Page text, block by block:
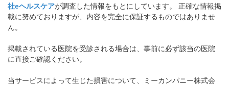
社eヘルスケアが調査した情報をもとにしています。 正確な情報掲
載に努めておりますが、内容を完全に保証するものではありませ
ん。
掲載されている医院を受診される場合は、事前に必ず該当の医院
に直接ご確認ください。
当サービスによって生じた損害について、ミーカンパニー株式会